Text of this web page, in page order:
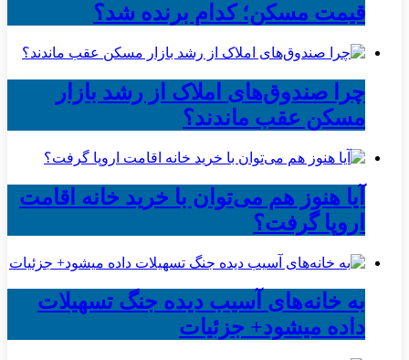
قیمت مسکن؛ کدام برنده شد؟
چرا صندوق‌های املاک از رشد بازار
مسکن عقب ماندند؟
آیا هنوز هم می‌توان با خرید خانه اقامت
اروپا گرفت؟
به خانه‌های آسیب دیده جنگ تسهیلات
داده میشود+ جزئیات